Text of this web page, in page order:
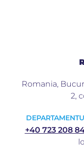
Romania,
2,
+40 723 208